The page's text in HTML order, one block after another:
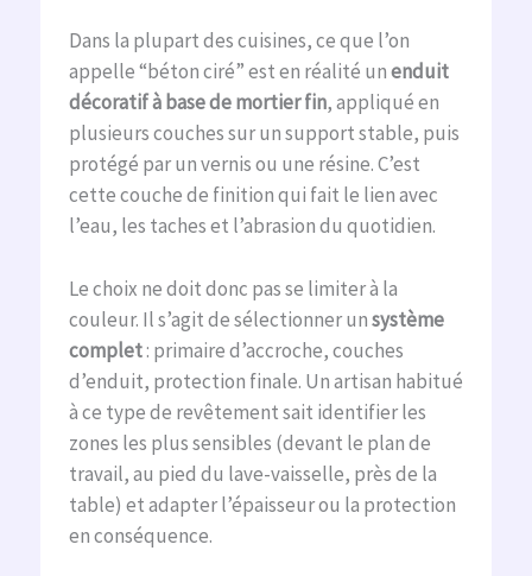
Dans la plupart des cuisines, ce que l’on
appelle “béton ciré” est en réalité unenduit
décoratif à base de mortier fin, appliqué en
plusieurs couches sur un support stable, puis
protégé par un vernis ou une résine. C’est
cette couche de finition qui fait le lien avec
l’eau, les taches et l’abrasion du quotidien.
Le choix ne doit donc pas se limiter à la
couleur. Il s’agit de sélectionner unsystème
complet: primaire d’accroche, couches
d’enduit, protection finale. Un artisan habitué
à ce type de revêtement sait identifier les
zones les plus sensibles (devant le plan de
travail, au pied du lave-vaisselle, près de la
table) et adapter l’épaisseur ou la protection
en conséquence.